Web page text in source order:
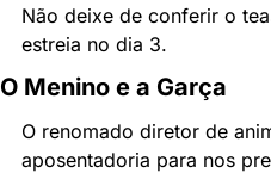
Não deixe de conferir o
estreia no dia 3.
O Menino e a Garça
O renomado diretor de
aposentadoria para nos